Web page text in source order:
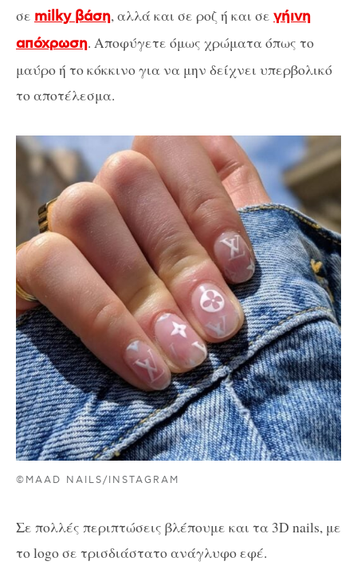
σε milky βάση, αλλά και σε ροζ ή και σε γήινη
απόχρωση. Αποφύγετε όμως χρώματα όπως το
μαύρο ή το κόκκινο για να μην δείχνει υπερβολικό
το αποτέλεσμα.
©MAAD NAILS/INSTAGRAM
Σε πολλές περιπτώσεις βλέπουμε και τα 3D nails, με
το logo σε τρισδιάστατο ανάγλυφο εφέ.